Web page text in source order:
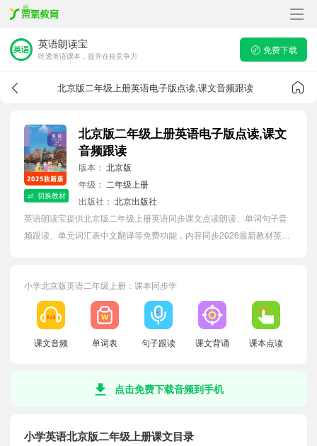
英语朗读宝
吃透英语课本，提升在校竞争力
免费下载
北京版二年级上册英语电子版点读,课文音频跟读
切换教材
北京版二年级上册英语电子版点读,课文
音频跟读
版本： 北京版
年级： 二年级上册
出版社： 北京出版社
英语朗读宝提供北京版二年级上册英语同步课文点读朗读、单词句子音
频跟读、单元词汇表中文翻译等免费功能，内容同步2026最新教材英语
小学北京版英语二年级上册：课本同步学
课文音频 单词表 句子跟读 课文背诵 课本点读
点击免费下载音频到手机
小学英语北京版二年级上册课文目录